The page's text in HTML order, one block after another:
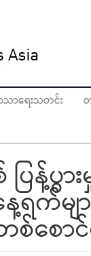
ာရေးသတင်း
ပြန့်
ရက်မ
စောင်